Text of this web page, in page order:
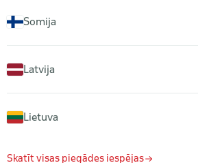
Somija
Latvija
Lietuva
Skatīt visas piegādes iespējas